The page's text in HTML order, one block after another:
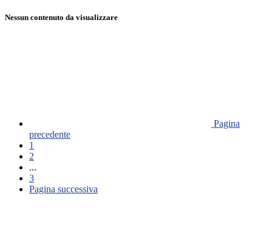
Nessun contenuto da visualizzare
Pagina
precedente
1
2
...
3
Pagina successiva